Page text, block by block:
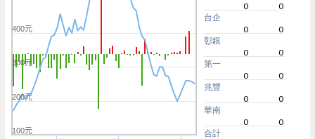
100元
200元
300元
400元
0
0
台企
0
0
彰銀
0
0
第一
0
0
兆豐
0
0
華南
0
0
合計